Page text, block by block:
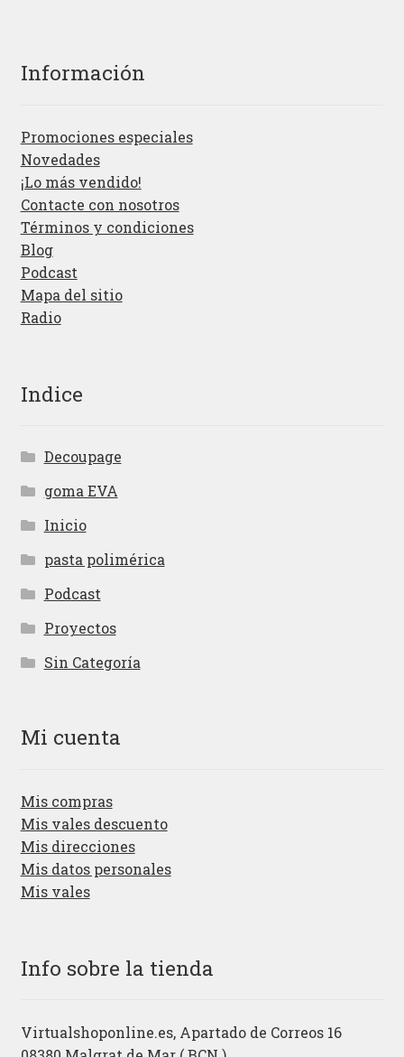
Información
Promociones especiales
Novedades
¡Lo más vendido!
Contacte con nosotros
Términos y condiciones
Blog
Podcast
Mapa del sitio
Radio
Indice
Decoupage
goma EVA
Inicio
pasta polimérica
Podcast
Proyectos
Sin Categoría
Mi cuenta
Mis compras
Mis vales descuento
Mis direcciones
Mis datos personales
Mis vales
Info sobre la tienda
Virtualshoponline.es, Apartado de Correos 16